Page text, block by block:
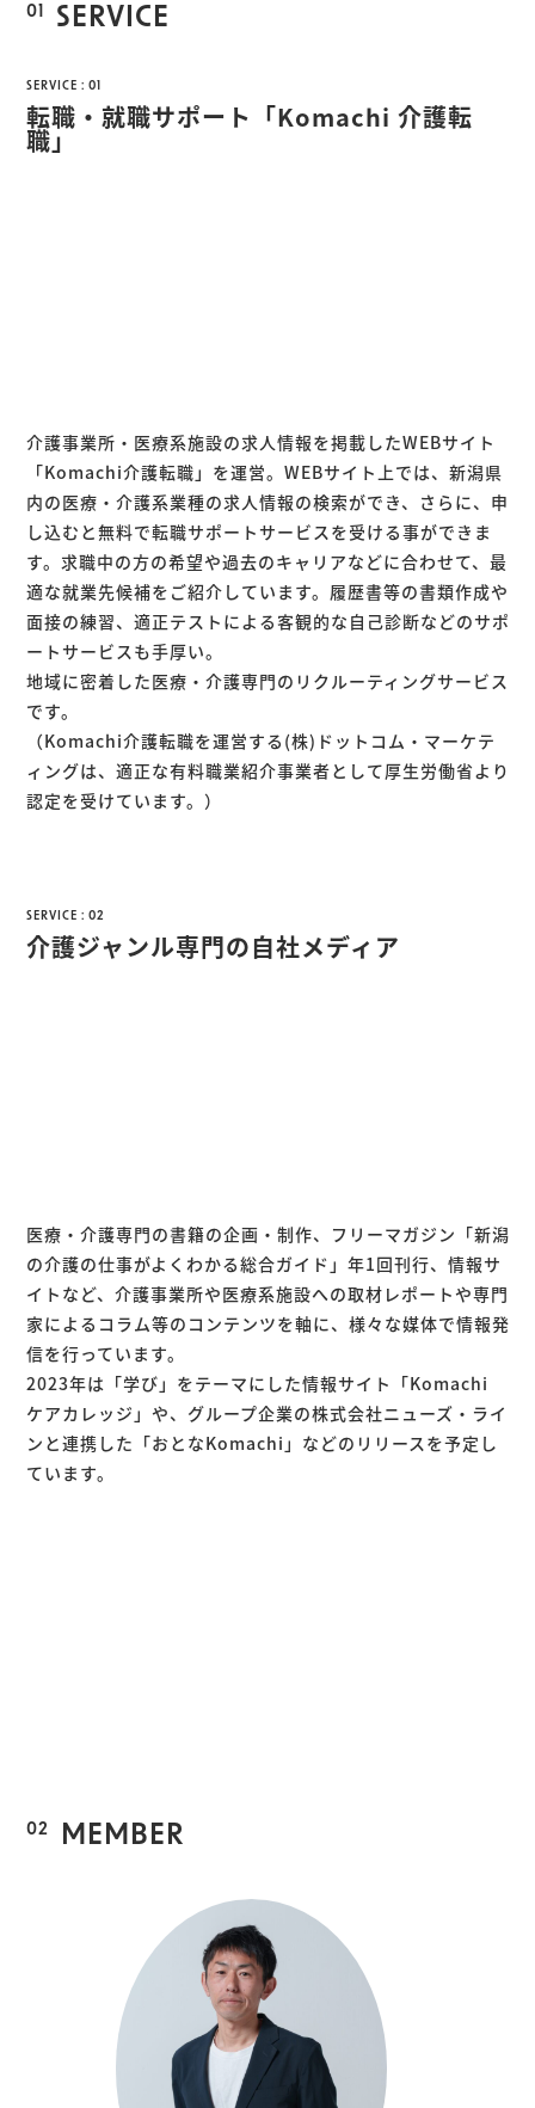
01 SERVICE
SERVICE : 01
転職・就職サポート「Komachi 介護転
職」
介護事業所・医療系施設の求人情報を掲載したWEBサイト
「Komachi介護転職」を運営。WEBサイト上では、新潟県
内の医療・介護系業種の求人情報の検索ができ、さらに、申
し込むと無料で転職サポートサービスを受ける事ができま
す。求職中の方の希望や過去のキャリアなどに合わせて、最
適な就業先候補をご紹介しています。履歴書等の書類作成や
面接の練習、適正テストによる客観的な自己診断などのサポ
ートサービスも手厚い。
地域に密着した医療・介護専門のリクルーティングサービス
です。
（Komachi介護転職を運営する(株)ドットコム・マーケテ
ィングは、適正な有料職業紹介事業者として厚生労働省より
認定を受けています。）
SERVICE : 02
介護ジャンル専門の自社メディア
医療・介護専門の書籍の企画・制作、フリーマガジン「新潟
の介護の仕事がよくわかる総合ガイド」年1回刊行、情報サ
イトなど、介護事業所や医療系施設への取材レポートや専門
家によるコラム等のコンテンツを軸に、様々な媒体で情報発
信を行っています。
2023年は「学び」をテーマにした情報サイト「Komachi
ケアカレッジ」や、グループ企業の株式会社ニューズ・ライ
ンと連携した「おとなKomachi」などのリリースを予定し
ています。
02 MEMBER